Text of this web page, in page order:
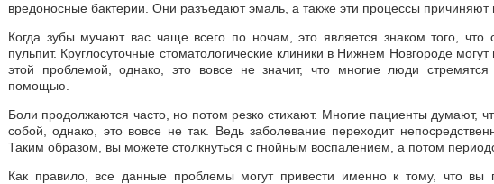
вредоносные бактерии. Они разъедают эмаль, а также эти процессы причиняют
Когда зубы мучают вас чаще всего по ночам, это является знаком того, что
пульпит. Круглосуточные стоматологические клиники в Нижнем Новгороде
этой проблемой, однако, это вовсе не значит, что многие люди стремятся
помощью.
Боли продолжаются часто, но потом резко стихают. Многие пациенты думают,
собой, однако, это вовсе не так. Ведь заболевание переходит
Таким образом, вы можете столкнуться с гнойным воспалением, а потом
Как правило, все данные проблемы могут привести именно к тому, что вы